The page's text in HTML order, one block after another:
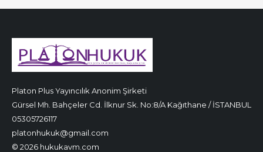
Platon Plus Yayıncılık Anonim Şirketi
Gürsel Mh. Bahçeler Cd. İlknur Sk. No:8/A Kağıthane / İSTANBUL
05305726117
platonhukuk@gmail.com
© 2026 hukukavm.com